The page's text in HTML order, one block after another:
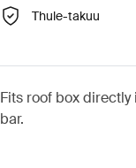
Thule-takuu
Fits roof box
bar.